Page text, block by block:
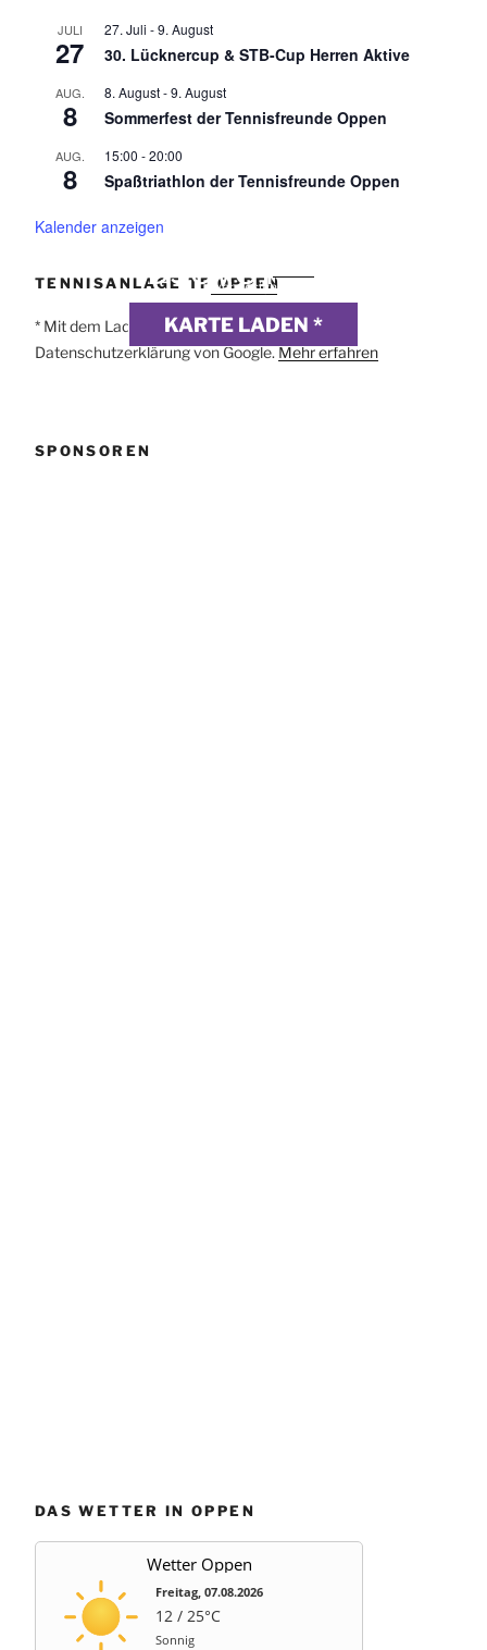
JULI
27
27. Juli -9. August
30. Lücknercup & STB-Cup Herren Aktive
AUG.
8
8. August-9. August
Sommerfest der Tennisfreunde Oppen
AUG.
8
15:00 -20:00
Spaßtriathlon der Tennisfreunde Oppen
Kalender anzeigen
TENNISANLAGE TF OPPEN
DSGVO MAP
KARTE LADEN *
webdesign
* Mit dem Laden der Karte akzeptierst du die
Datenschutzerklärung von Google. Mehr erfahren
SPONSOREN
DAS WETTER IN OPPEN
Wetter Oppen
Freitag, 07.08.2026
12 / 25°C
Sonnig